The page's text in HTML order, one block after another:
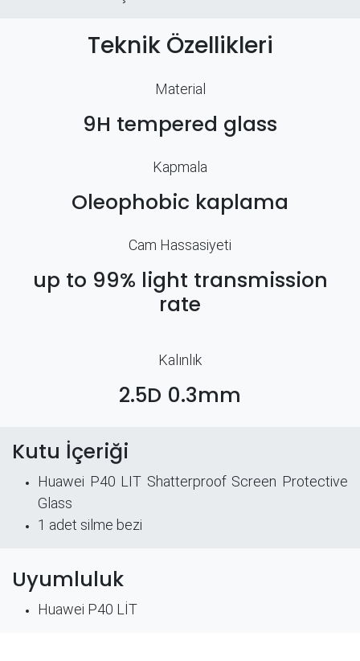
Teknik Özellikleri
Material
9H tempered glass
Kapmala
Oleophobic kaplama
Cam Hassasiyeti
up to 99% light transmission
rate
Kalınlık
2.5D 0.3mm
Kutu İçeriği
Huawei P40 LIT Shatterproof Screen Protective
Glass
​1 adet silme bezi
Uyumluluk
Huawei P40 LİT